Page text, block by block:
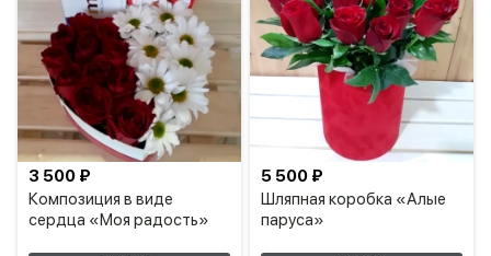
Композиция в виде
сердца «Моя радость»
3 500 ₽
Шляпная коробка «Алые
паруса»
5 500 ₽